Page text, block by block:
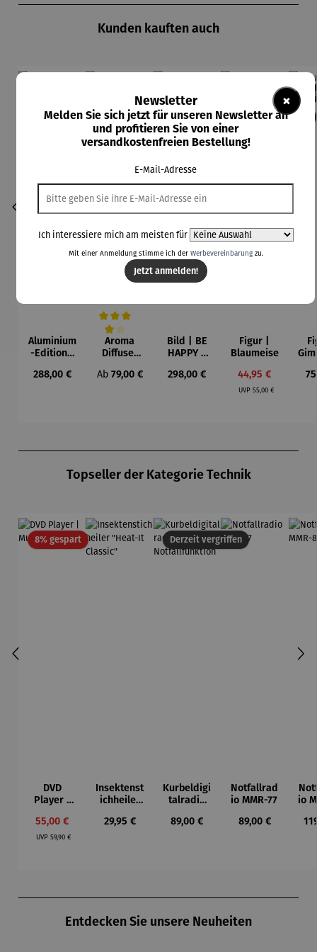
Kunden kauften auch
Aluminium
-Edition |
MY LIFE
Regulärer Preis:
288,00 €
Durchschnittliche Bewertung von 4 von 5 Sternen
Aroma
Diffuser
Laterne –
Regulärer Preis:
Ab 79,00 €
Bild | BE
HAPPY –
Pfannsch
Regulärer Preis:
298,00 €
Derzeit vergriffen
18% gespart Rabatt
Figur |
Blaumeise
Verkaufspreis:
44,95 €
UVP Regulärer Preis:
55,00 €
Topseller der Kategorie Technik
8% gespartRabatt
DVD
Player |
55 DV
Verkaufspreis:
55,00 €
UVPRegulärer Preis:
59,90 €
Insektenst
ichheiler
Classic"
Regulärer Preis:
29,95 €
Derzeit vergriffen
Kurbeldigi
talradio
Notfallfun
Regulärer Preis:
89,00 €
Notfallrad
io MMR-77
Regulärer Preis:
89,00 €
io
Entdecken Sie unsere Neuheiten
×
Newsletter
Melden Sie sich jetzt für unseren Newsletter an
und profitieren Sie von einer
versandkostenfreien Bestellung!
E-Mail-Adresse
Ich interessiere mich am meisten für
Mit einer Anmeldung stimme ich der Werbevereinbarungzu.
Jetzt anmelden!